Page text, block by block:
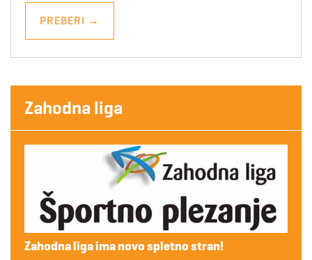
PREBERI →
Zahodna liga
Zahodna liga ima novo spletno stran!